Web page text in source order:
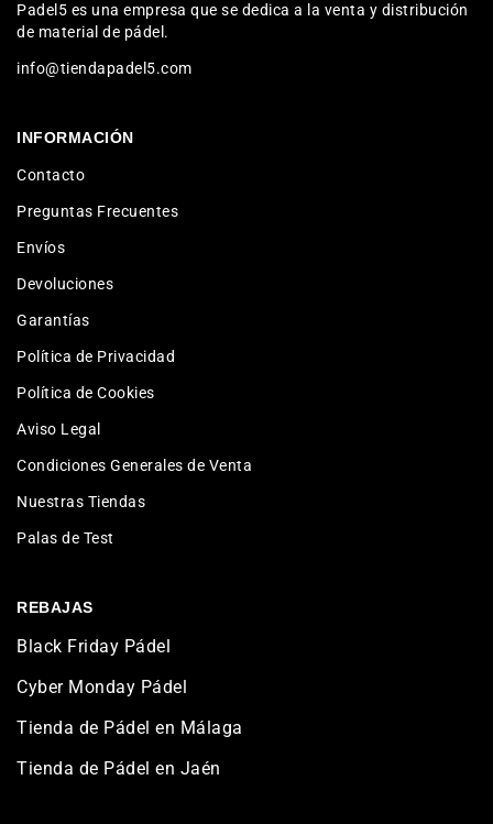
Padel5 es una empresa que se dedica a la venta y distribución
de material de pádel.
info@tiendapadel5.com
INFORMACIÓN
Contacto
Preguntas Frecuentes
Envíos
Devoluciones
Garantías
Política de Privacidad
Política de Cookies
Aviso Legal
Condiciones Generales de Venta
Nuestras Tiendas
Palas de Test
REBAJAS
Black Friday Pádel
Cyber Monday Pádel
Tienda de Pádel en Málaga
Tienda de Pádel en Jaén